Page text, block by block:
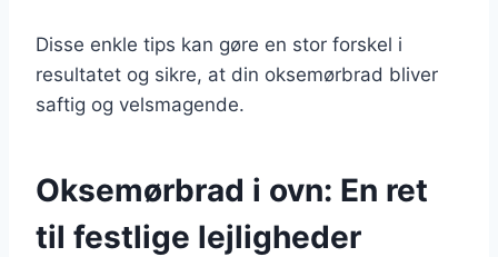
Disse enkle tips kan gøre en stor forskel i
resultatet og sikre, at din oksemørbrad bliver
saftig og velsmagende.
Oksemørbrad i ovn: En ret
til festlige lejligheder